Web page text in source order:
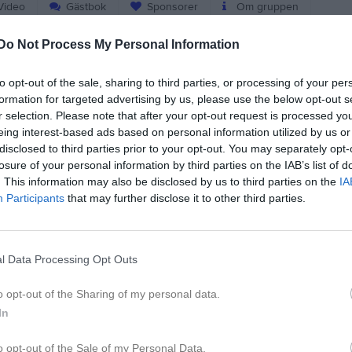
Do Not Process My Personal Information
opt-out of the sale, sharing to third parties, or processing of your
for targeted advertising by us, please use the below opt-out
selection. Please note that after your opt-out request is processed
interest-based ads based on personal information utilized by us
to third parties prior to your opt-out. You may separately
of your personal information by third parties on the IAB’s list of
This information may also be disclosed by us to third parties on the
Participants that may further disclose it to other third parties.
Data Processing Opt Outs
opt-out of the Sharing of my personal data.
opt-out of the Sale of my Personal Data.
Gästbok Sponsorer Om gruppen
Dela Tweeta
123 287 22 81. Tyvärr finns
vi ska veta vem som betalat för
ett mejl till
behöver då är namn och
Klubbkväll med fika och
arbete inför tävlingen 22/8
Klubbkväll med fika och
arbete inför tävlingen 22/8
Uthyrning banan till
Krutcupen